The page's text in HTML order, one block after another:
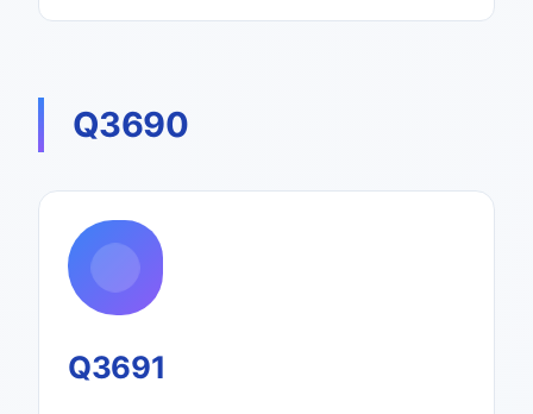
Q3690
Q3691